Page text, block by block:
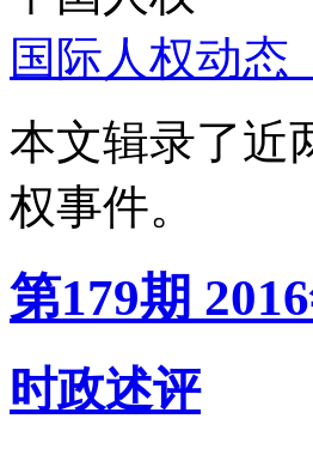
国际人权动态
本文辑录了近
权事件。
第179期
时政述评